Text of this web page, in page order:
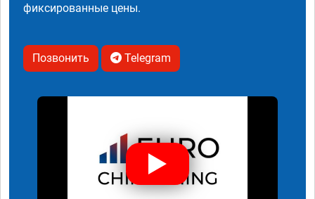
фиксированные цены.
Позвонить Telegram